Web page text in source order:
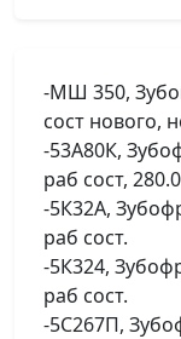
-МШ 350,
сост нового,
-53А80К,
раб сост,
-5К32А,
раб сост.
-5К324,
раб сост.
-5С267П,